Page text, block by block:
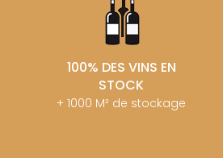
100% DES VINS EN
STOCK
+ 1000 M² de stockage